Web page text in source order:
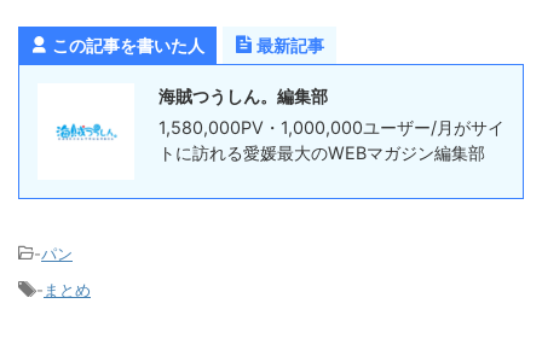
この記事を書いた人 最新記事
海賊つうしん。編集部
1,580,000PV・1,000,000ユーザー/月がサイ
トに訪れる愛媛最大のWEBマガジン編集部
-パン
- まとめ